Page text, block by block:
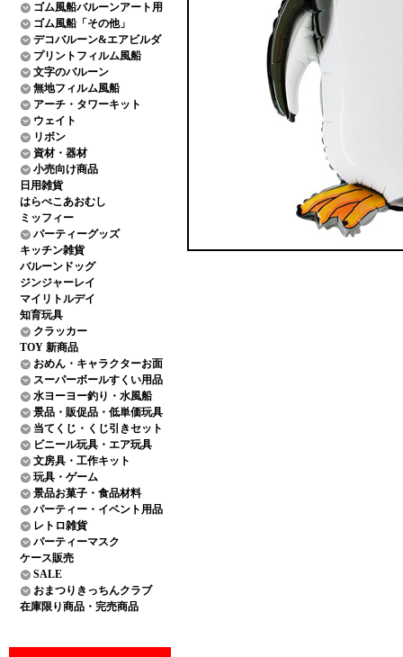
ゴム風船バルーンアート用
ゴム風船「その他」
デコバルーン&エアビルダ
プリントフィルム風船
文字のバルーン
無地フィルム風船
アーチ・タワーキット
ウェイト
リボン
資材・器材
小売向け商品
日用雑貨
はらぺこあおむし
ミッフィー
パーティーグッズ
キッチン雑貨
バルーンドッグ
ジンジャーレイ
マイリトルデイ
知育玩具
クラッカー
TOY 新商品
おめん・キャラクターお面
スーパーボールすくい用品
水ヨーヨー釣り・水風船
景品・販促品・低単価玩具
当てくじ・くじ引きセット
ビニール玩具・エア玩具
文房具・工作キット
玩具・ゲーム
景品お菓子・食品材料
パーティー・イベント用品
レトロ雑貨
パーティーマスク
ケース販売
SALE
おまつりきっちんクラブ
在庫限り商品・完売商品